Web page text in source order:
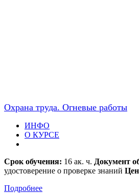
Охрана труда. Огневые работы
ИНФО
О КУРСЕ
Срок обучения: 16 ак. ч. Документ
удостоверение о проверке знаний
Подробнее